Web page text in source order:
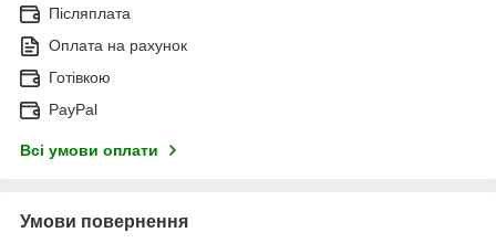
Післяплата
Оплата на рахунок
Готівкою
PayPal
Всі умови оплати
Умови повернення